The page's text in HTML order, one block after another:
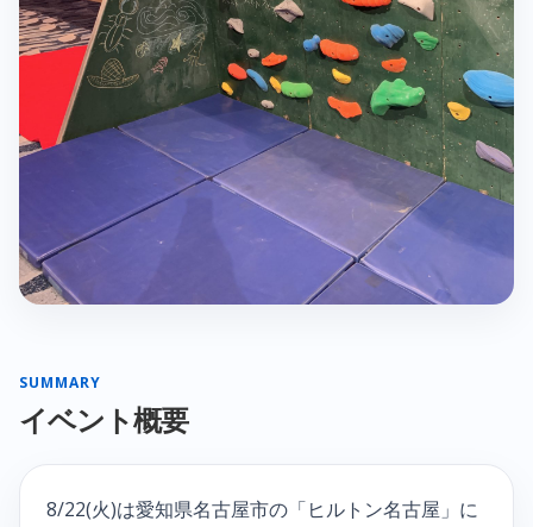
SUMMARY
イベント概要
8/22(火)は愛知県名古屋市の「ヒルトン名古屋」に